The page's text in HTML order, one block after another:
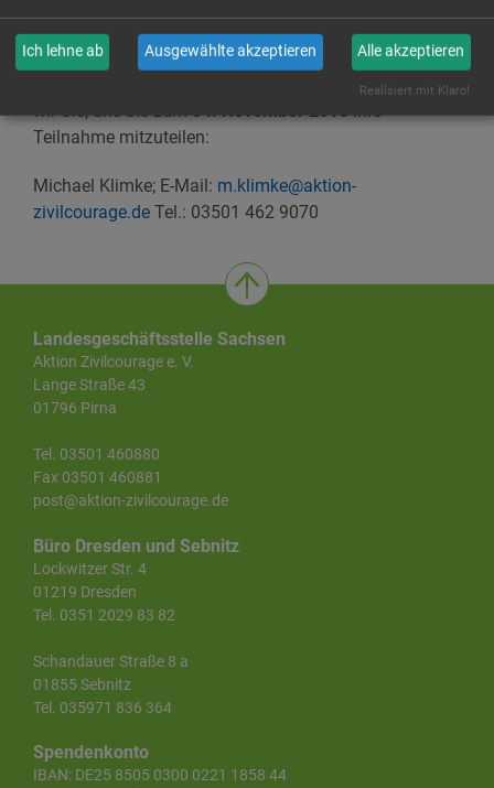
17:00 UhrEnde der Veranstaltung
Zu passgenaueren Planung der Veranstaltung bitten
Teilnahme mitzuteilen:
Michael Klimke; E-Mail: m.klimke@aktion-
zivilcourage.de Tel.: 03501 462 9070
Landesgeschäftsstelle Sachsen
Aktion Zivilcourage e. V.
Lange Straße 43
01796 Pirna
Tel. 03501 460880
Fax 03501 460881
post@aktion-zivilcourage.de
Büro Dresden und Sebnitz
Lockwitzer Str. 4
01219 Dresden
Tel. 0351 2029 83 82
Schandauer Straße 8 a
01855 Sebnitz
Tel. 035971 836 364
Spendenkonto
IBAN: DE25 8505 0300 0221 1858 44
Ich lehne ab Ausgewählte akzeptieren Alle akzeptieren
Realisiert mit Klaro!